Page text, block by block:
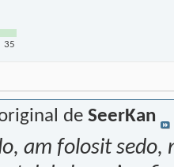
35
de SeerKan
am folosit sedo,